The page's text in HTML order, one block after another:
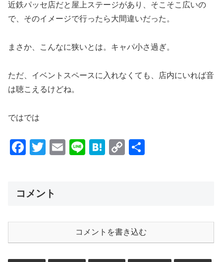
近鉄パッセ店だと屋上ステージがあり、そこそこ広いの
で、そのイメージで行ったら大間違いだった。
まさか、こんなに狭いとは。キャパ小さ過ぎ。
ただ、イベントスペースに入れなくても、店内にいれば音
は聴こえるけどね。
ではでは
F
e
o
o
k
T
er
E
Li
H
C
n
k
コメント
コメントを書き込む